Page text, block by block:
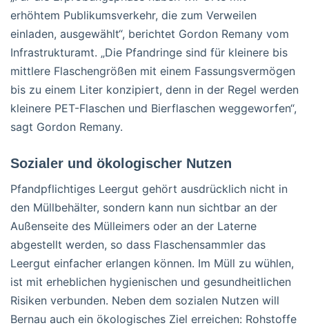
erhöhtem Publikumsverkehr, die zum Verweilen
einladen, ausgewählt“, berichtet Gordon Remany vom
Infrastrukturamt. „Die Pfandringe sind für kleinere bis
mittlere Flaschengrößen mit einem Fassungsvermögen
bis zu einem Liter konzipiert, denn in der Regel werden
kleinere PET-Flaschen und Bierflaschen weggeworfen“,
sagt Gordon Remany.
Sozialer und ökologischer Nutzen
Pfandpflichtiges Leergut gehört ausdrücklich nicht in
den Müllbehälter, sondern kann nun sichtbar an der
Außenseite des Mülleimers oder an der Laterne
abgestellt werden, so dass Flaschensammler das
Leergut einfacher erlangen können. Im Müll zu wühlen,
ist mit erheblichen hygienischen und gesundheitlichen
Risiken verbunden. Neben dem sozialen Nutzen will
Bernau auch ein ökologisches Ziel erreichen: Rohstoffe